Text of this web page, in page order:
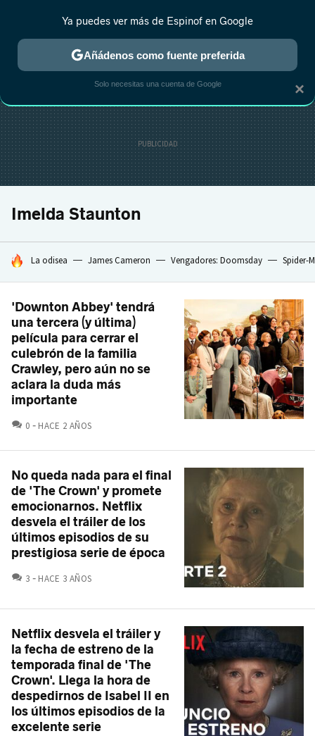
ESTRENOS REALITY ANIME RANKINGS CINE
Imelda Staunton
HOY SE HABLA DE
La odisea James Cameron Vengadores: Doomsday Spider-
'Downton Abbey' tendrá
una tercera (y última)
película para cerrar el
culebrón de la familia
Crawley, pero aún no se
aclara la duda más
importante
0 COMENTARIOS
HACE 2 AÑOS
No queda nada para el final
de 'The Crown' y promete
emocionarnos. Netflix
desvela el tráiler de los
últimos episodios de su
prestigiosa serie de época
3 COMENTARIOS
HACE 3 AÑOS
Netflix desvela el tráiler y
la fecha de estreno de la
temporada final de 'The
Crown'. Llega la hora de
despedirnos de Isabel II en
los últimos episodios de la
excelente serie
×
Ya puedes ver más de Espinof en Google
Añádenos como fuente preferida
Solo necesitas una cuenta de Google